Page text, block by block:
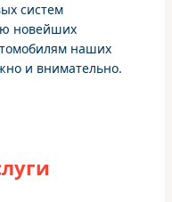
систем
новейших
наших
и внимательно.